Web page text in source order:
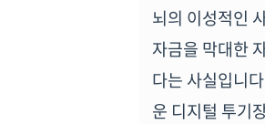
뇌의 이성적인
자금을 막대한
다는 사실입니
운 디지털 투기